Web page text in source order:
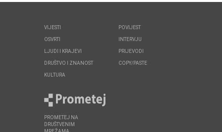
VIJESTI
OSVRTI
LJUDI I KRAJEVI
DRUŠTVO I ZNANOST
KULTURA
POVIJEST
INTERVJU
PRIJEVODI
COPY/PASTE
PROMETEJ NA
DRUŠTVENIM